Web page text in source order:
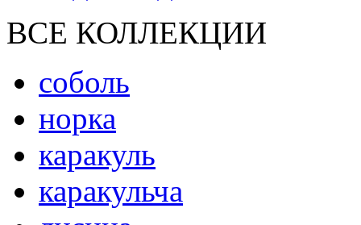
ВСЕ КОЛЛЕКЦИИ
соболь
норка
каракуль
каракульча